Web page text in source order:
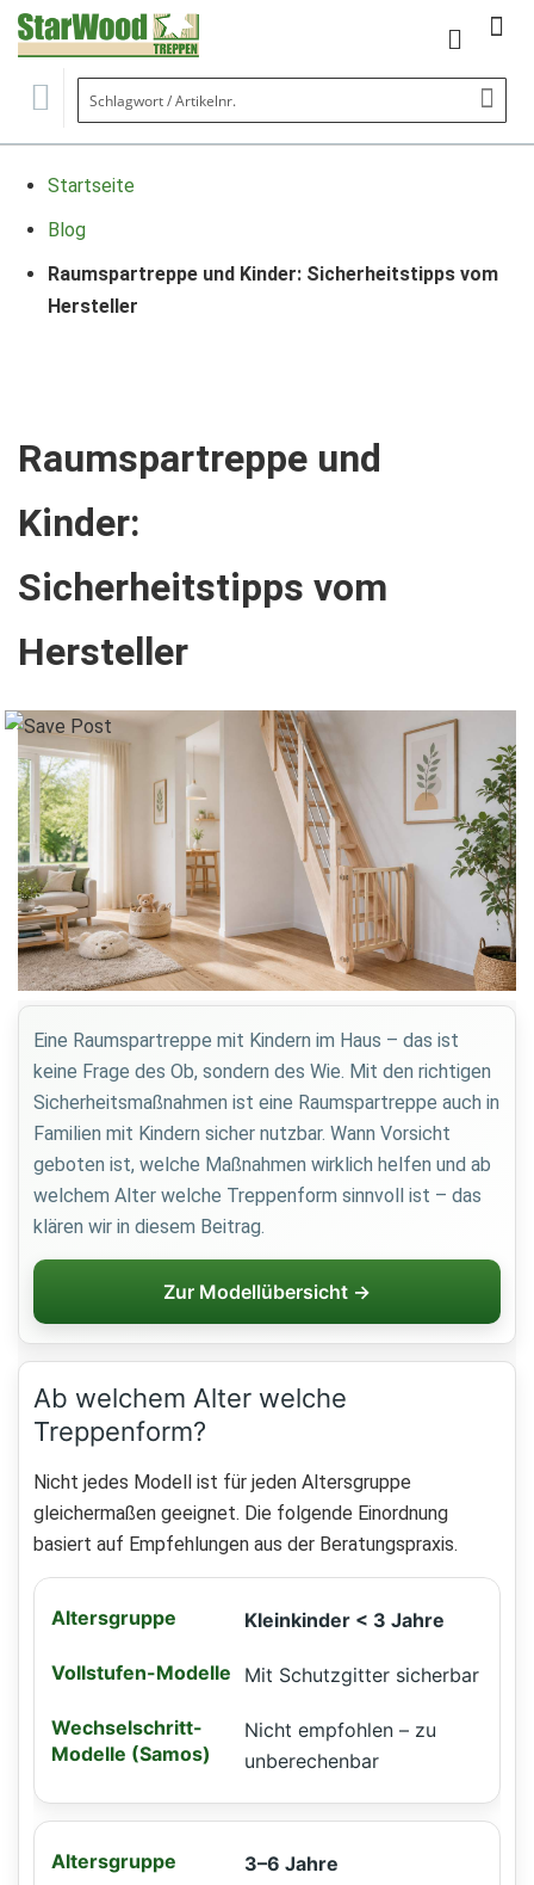
Mein
Startseite
Blog
Raumspartreppe und Kinder: Sicherheitstipps vom
Hersteller
Raumspartreppe und
Kinder:
Sicherheitstipps vom
Hersteller
Eine Raumspartreppe mit Kindern im Haus – das ist
keine Frage des Ob, sondern des Wie. Mit den richtigen
Sicherheitsmaßnahmen ist eine Raumspartreppe auch in
Familien mit Kindern sicher nutzbar. Wann Vorsicht
geboten ist, welche Maßnahmen wirklich helfen und ab
welchem Alter welche Treppenform sinnvoll ist – das
klären wir in diesem Beitrag.
Zur Modellübersicht →
Ab welchem Alter welche
Treppenform?
Nicht jedes Modell ist für jeden Altersgruppe
gleichermaßen geeignet. Die folgende Einordnung
basiert auf Empfehlungen aus der Beratungspraxis.
Kleinkinder < 3 Jahre
Mit Schutzgitter sicherbar
Nicht empfohlen – zu
unberechenbar
3–6 Jahre